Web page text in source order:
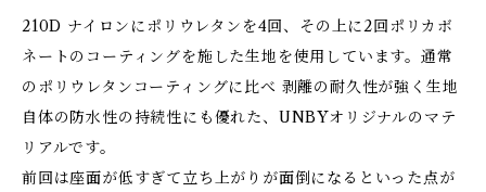
210D ナイロンにポリウレタンを4回、その上に2回ポリカボ
ネートのコーティングを施した生地を使用しています。通常
のポリウレタンコーティングに比べ 剥離の耐久性が強く生地
自体の防水性の持続性にも優れた、UNBYオリジナルのマテ
リアルです。
前回は座面が低すぎて立ち上がりが面倒になるといった点が